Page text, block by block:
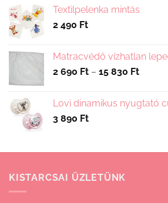
Textilpelenka mintás
2 490 Ft
Matracvédő vízhatlan
2 690 Ft – 15 830 Ft
-
Lovi dinamikus nyugtató
3 890 Ft
KISTARCSAI ÜZLETÜNK